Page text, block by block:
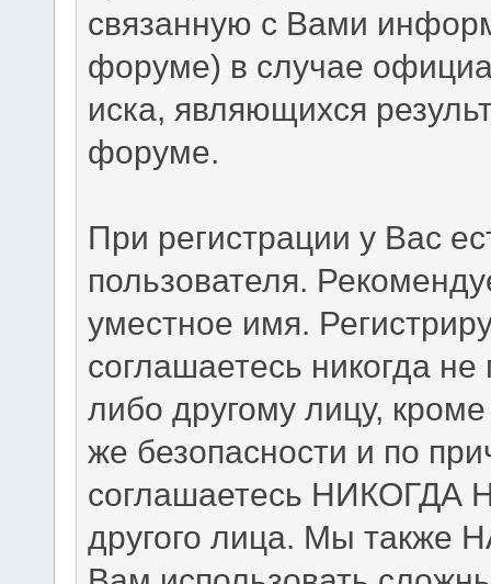
связанную с Вами
форуме) в случае
иска, являющихся
форуме.
При регистрации у Вас
пользователя.
уместное имя.
соглашаетесь никогда
либо другому лицу,
же безопасности и по
соглашаетесь НИКОГДА
другого лица. Мы